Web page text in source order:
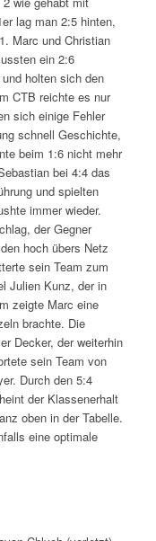
lag man 2:5 hinten,
Marc und Christian
ein 2:6
holten sich den
CTB reichte es nur
sich einige Fehler
schnell Geschichte,
beim 1:6 nicht mehr
bei 4:4 das
und spielten
immer wieder.
der Gegner
hoch übers Netz
sein Team zum
Julien Kunz, der in
zeigte Marc eine
brachte. Die
Decker, der weiterhin
sein Team von
Durch den 5:4
der Klassenerhalt
oben in der Tabelle.
eine optimale